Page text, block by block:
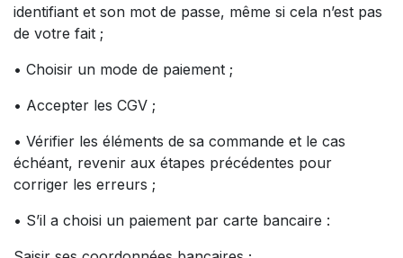
identifiant et son mot de passe, même si cela n’est pas
de votre fait ;
• Choisir un mode de paiement ;
• Accepter les CGV ;
• Vérifier les éléments de sa commande et le cas
échéant, revenir aux étapes précédentes pour
corriger les erreurs ;
• S’il a choisi un paiement par carte bancaire :